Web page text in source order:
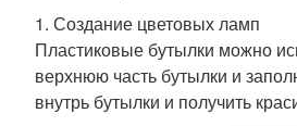
1. Создание цветовых ламп
Пластиковые бутылки можно
верхнюю часть бутылки и
внутрь бутылки и получить